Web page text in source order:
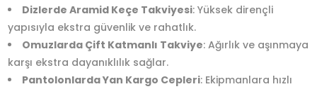
Dizlerde Aramid Keçe Takviyesi: Yüksek dirençli
yapısıyla ekstra güvenlik ve rahatlık.
Omuzlarda Çift Katmanlı Takviye: Ağırlık ve aşınmaya
karşı ekstra dayanıklılık sağlar.
Pantolonlarda Yan Kargo Cepleri: Ekipmanlara hızlı